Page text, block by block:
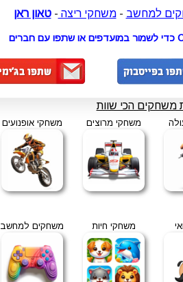
למחשב -משחקי ריצה -טאון ראן
משחקים הכי שוות
משחקי מרוצים משחקי אופנועים
משחקי חיות משחקים למחשב